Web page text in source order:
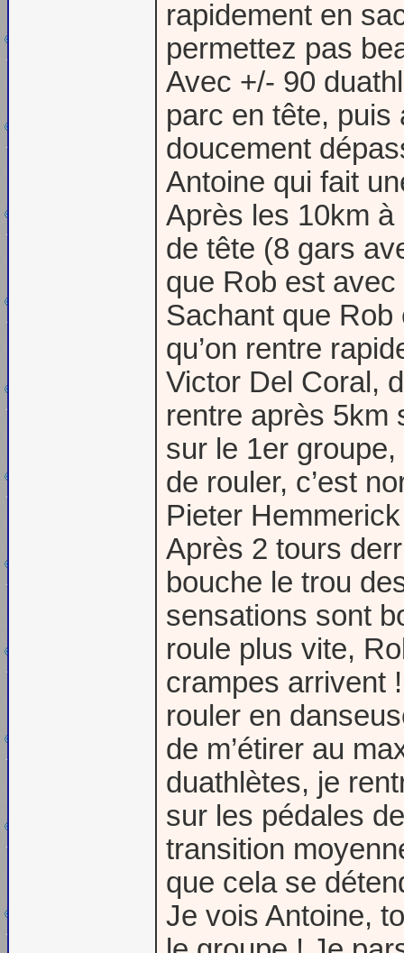
rapidement en
permettez pas
Avec +/- 90
parc en tête, puis
doucement
Antoine qui fait
Après les 10km à
de tête (8 gars
que Rob est avec
Sachant que Rob
qu’on rentre
Victor Del Coral,
rentre après 5km
sur le 1er groupe,
de rouler, c’est
Pieter
Après 2 tours
bouche le trou
sensations sont
roule plus vite,
crampes arrivent
rouler en
de m’étirer au
duathlètes, je
sur les pédales
transition
que cela se
Je vois Antoine,